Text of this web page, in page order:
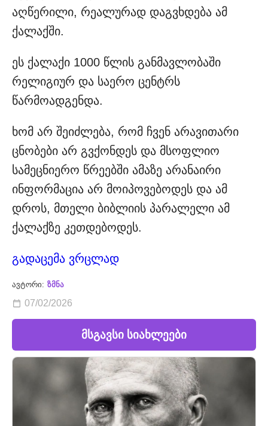
აღწერილი, რეალურად დაგვხდება ამ
ქალაქში.
ეს ქალაქი 1000 წლის განმავლობაში
რელიგიურ და საერო ცენტრს
წარმოადგენდა.
ხომ არ შეიძლება, რომ ჩვენ არავითარი
ცნობები არ გვქონდეს და მსოფლიო
სამეცნიერო წრეებში ამაზე არანაირი
ინფორმაცია არ მოიპოვებოდეს და ამ
დროს, მთელი ბიბლიის პარალელი ამ
ქალაქზე კეთდებოდეს.
გადაცემა ვრცლად
ავტორი: ზმნა
07/02/2026
მსგავსი სიახლეები